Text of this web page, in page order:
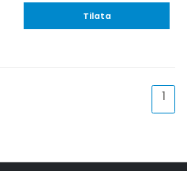
Tilata
1